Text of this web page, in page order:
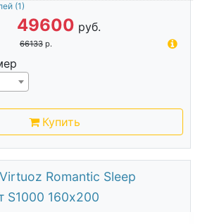
(1)
49600 руб.
66133 р.
Купить
Romantic Sleep
S1000 160х200